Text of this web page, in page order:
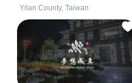
Yilan County, Taiwan